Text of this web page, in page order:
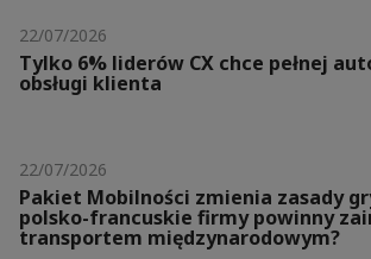
22/07/2026
Tylko 6% liderów CX chce pełnej
obsługi klienta
22/07/2026
Pakiet Mobilności zmienia zasady
polsko-francuskie firmy powinny
transportem międzynarodowym?